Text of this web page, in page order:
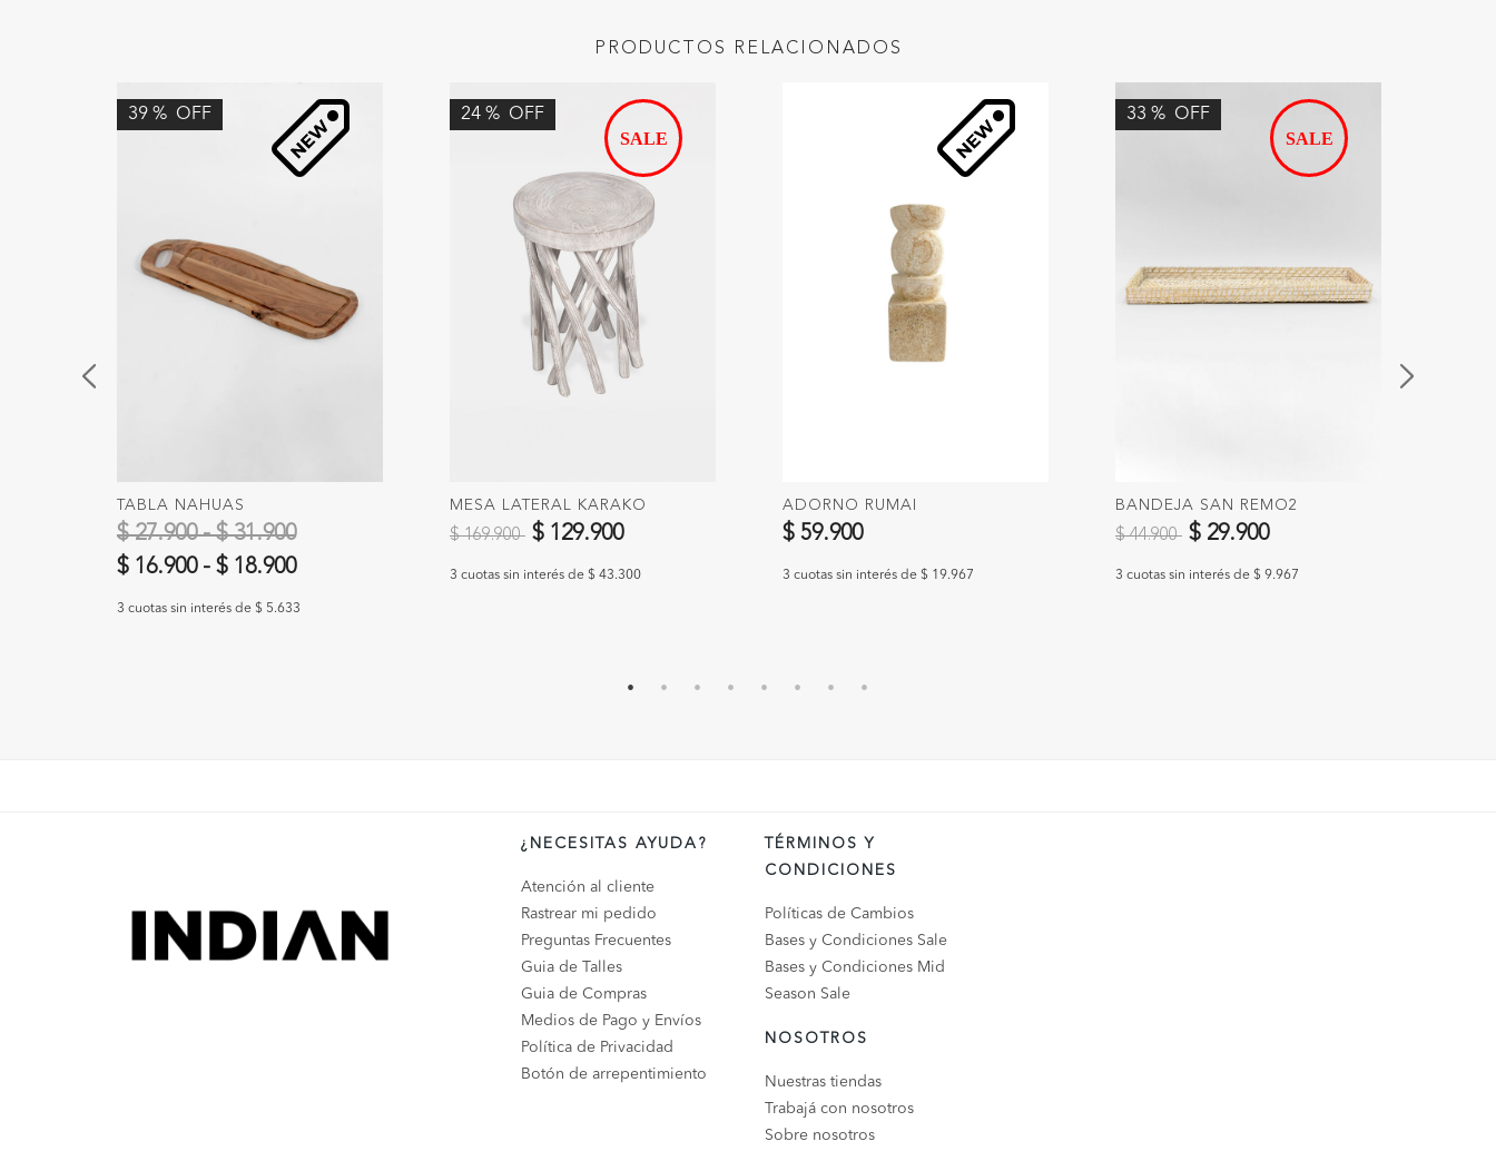
PRODUCTOS RELACIONADOS
39 % OFF
TABLA NAHUAS
$ 27.900 - $ 31.900
$ 16.900 - $ 18.900
3 cuotas sin interés de $ 5.633
24 % OFF
MESA LATERAL KARAKO
Precio reducido de
$ 169.900 a$ 129.900
3 cuotas sin interés de $ 43.300
ADORNO RUMAI
$ 59.900
3 cuotas sin interés de $ 19.967
33 % OFF
BANDEJA SAN REMO2
Precio reducido de
$ 44.900 a$ 29.900
3 cuotas sin interés de $ 9.967
¿NECESITAS AYUDA?
Atención al cliente
Rastrear mi pedido
Preguntas Frecuentes
Guia de Talles
Guia de Compras
Medios de Pago y Envíos
Política de Privacidad
Botón de arrepentimiento
TÉRMINOS Y
CONDICIONES
Políticas de Cambios
Bases y Condiciones Sale
Bases y Condiciones Mid
Season Sale
NOSOTROS
Nuestras tiendas
Trabajá con nosotros
Sobre nosotros